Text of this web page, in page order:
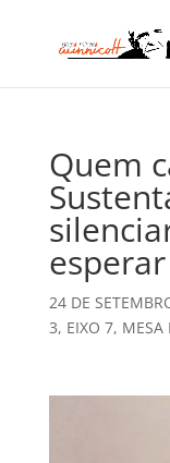
Quem
24 DE
3, EIXO 7, MESA